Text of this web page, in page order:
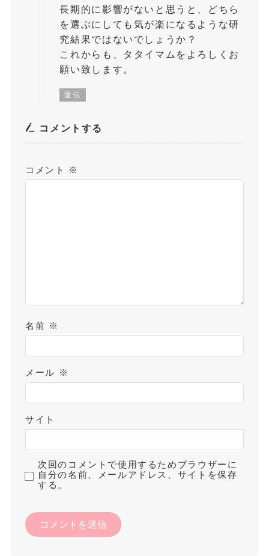
長期的に影響がないと思うと、どちら
を選ぶにしても気が楽になるような研
究結果ではないでしょうか？
これからも、タタイマムをよろしくお
願い致します。
返信
コメントする
コメント ※
名前 ※
メール ※
サイト
次回のコメントで使用するためブラウザーに
自分の名前、メールアドレス、サイトを保存
する。